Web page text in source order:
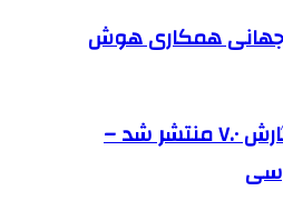
جهانی همکاری هوش
وردپرس فارسی نگارش ۷.۰ منتشر شد –